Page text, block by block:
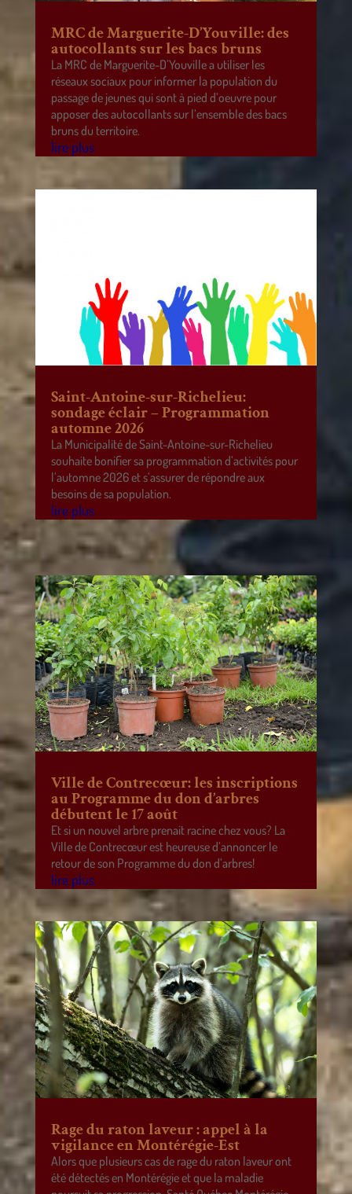
MRC de Marguerite-D’Youville: des
autocollants sur les bacs bruns
La MRC de Marguerite-D’Youville a utiliser les
réseaux sociaux pour informer la population du
passage de jeunes qui sont à pied d’oeuvre pour
apposer des autocollants sur l’ensemble des bacs
bruns du territoire.
lire plus
Saint-Antoine-sur-Richelieu:
sondage éclair – Programmation
automne 2026
La Municipalité de Saint-Antoine-sur-Richelieu
souhaite bonifier sa programmation d’activités pour
l’automne 2026 et s’assurer de répondre aux
besoins de sa population.
lire plus
Ville de Contrecœur: les inscriptions
au Programme du don d’arbres
débutent le 17 août
Et si un nouvel arbre prenait racine chez vous? La
Ville de Contrecœur est heureuse d’annoncer le
retour de son Programme du don d’arbres!
lire plus
Rage du raton laveur : appel à la
vigilance en Montérégie-Est
Alors que plusieurs cas de rage du raton laveur ont
été détectés en Montérégie et que la maladie